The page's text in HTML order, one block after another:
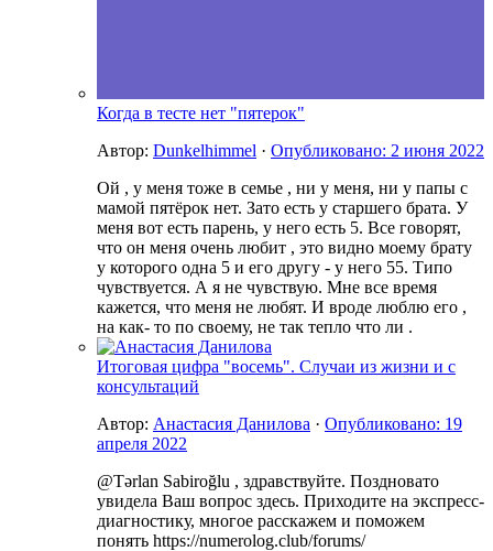
Когда в тесте нет "пятерок"
Автор: Dunkelhimmel · Опубликовано: 2 июня 2022
Ой , у меня тоже в семье , ни у меня, ни у папы с
мамой пятёрок нет. Зато есть у старшего брата. У
меня вот есть парень, у него есть 5. Все говорят,
что он меня очень любит , это видно моему брату
у которого одна 5 и его другу - у него 55. Типо
чувствуется. А я не чувствую. Мне все время
кажется, что меня не любят. И вроде люблю его ,
на как- то по своему, не так тепло что ли .
Итоговая цифра "восемь". Случаи из жизни и с
консультаций
Автор: Анастасия Данилова · Опубликовано: 19
апреля 2022
@Tərlan Sabiroğlu , здравствуйте. Поздновато
увидела Ваш вопрос здесь. Приходите на экспресс-
диагностику, многое расскажем и поможем
понять https://numerolog.club/forums/